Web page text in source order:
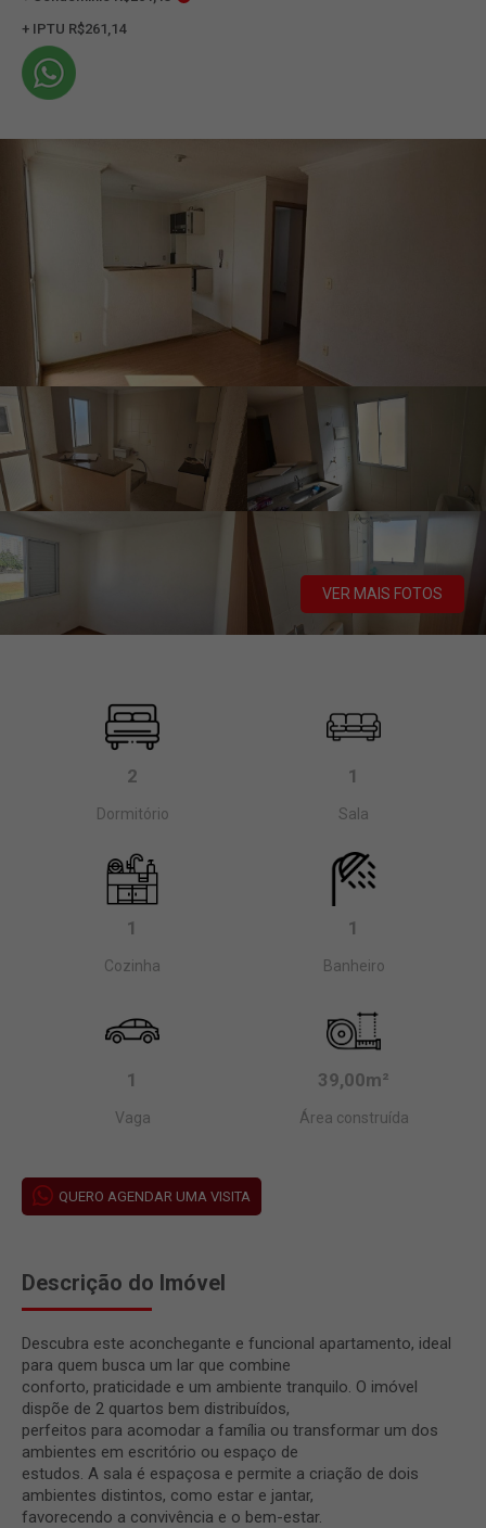
+ IPTU R$261,14
VER MAIS FOTOS
2
Dormitório
1
Sala
1
Cozinha
1
Banheiro
1
Vaga
39,00m²
Área construída
QUERO AGENDAR UMA VISITA
Descrição do Imóvel
Descubra este aconchegante e funcional apartamento, ideal
para quem busca um lar que combine
conforto, praticidade e um ambiente tranquilo. O imóvel
dispõe de 2 quartos bem distribuídos,
perfeitos para acomodar a família ou transformar um dos
ambientes em escritório ou espaço de
estudos. A sala é espaçosa e permite a criação de dois
ambientes distintos, como estar e jantar,
favorecendo a convivência e o bem-estar.